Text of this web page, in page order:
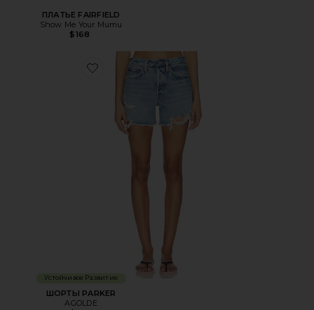
ПЛАТЬЕ FAIRFIELD
Show Me Your Mumu
$168
Favorite ШОРТЫ PARKER
Устойчивое Развитие
ШОРТЫ PARKER
AGOLDE